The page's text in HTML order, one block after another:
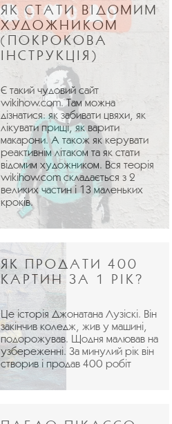
ЯК СТАТИ ВІДОМИМ
ХУДОЖНИКОМ
(ПОКРОКОВА
ІНСТРУКЦІЯ)
Є такий чудовий сайт
wikihow.com. Там можна
дізнатися: як забивати цвяхи, як
лікувати прищі, як варити
макарони. А також як керувати
реактивнім літаком та як стати
відомим художником. Вся теорія
wikihow.com складається з 2
великих частин і 13 маленьких
кроків.
ЯК ПРОДАТИ 400
КАРТИН ЗА 1 РІК?
Це історія Джонатана Лузіскі. Він
закінчив коледж, жив у машині,
подорожував. Щодня малював на
узбереженні. За минулий рік він
створив і продав 400 робіт